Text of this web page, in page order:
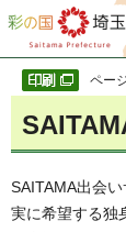
彩の国 埼玉県
ペー
SAITAMA出会
実に希望する独